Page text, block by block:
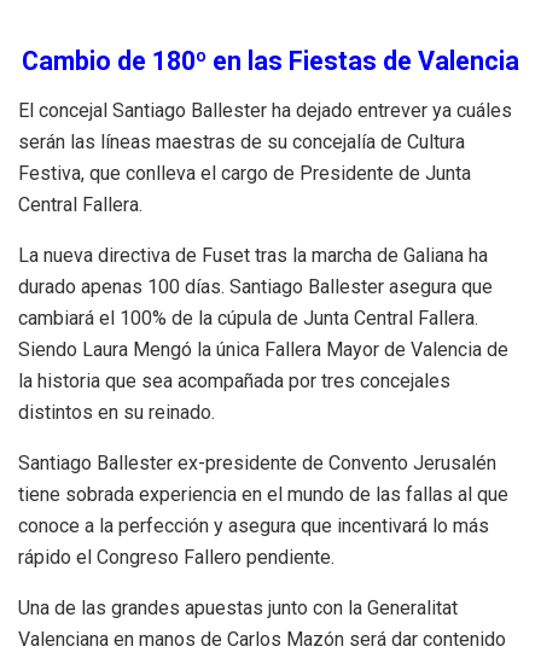
Cambio de 180º en las Fiestas de Valencia
El concejal Santiago Ballester ha dejado entrever ya cuáles
serán las líneas maestras de su concejalía de Cultura
Festiva, que conlleva el cargo de Presidente de Junta
Central Fallera.
La nueva directiva de Fuset tras la marcha de Galiana ha
durado apenas 100 días. Santiago Ballester asegura que
cambiará el 100% de la cúpula de Junta Central Fallera.
Siendo Laura Mengó la única Fallera Mayor de Valencia de
la historia que sea acompañada por tres concejales
distintos en su reinado.
Santiago Ballester ex-presidente de Convento Jerusalén
tiene sobrada experiencia en el mundo de las fallas al que
conoce a la perfección y asegura que incentivará lo más
rápido el Congreso Fallero pendiente.
Una de las grandes apuestas junto con la Generalitat
Valenciana en manos de Carlos Mazón será dar contenido